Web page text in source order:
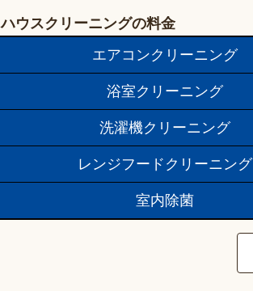
ハウスクリーニングの料金
エアコンクリーニング
浴室クリーニング
洗濯機クリーニング
レンジフードクリーニング
室内除菌